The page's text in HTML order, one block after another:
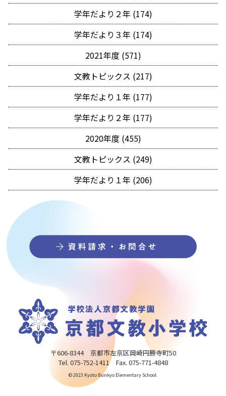
学年だより２年 (174)
学年だより３年 (174)
2021年度 (571)
文教トピックス (217)
学年だより１年 (177)
学年だより２年 (177)
2020年度 (455)
文教トピックス (249)
学年だより１年 (206)
〒606-8344 京都市左京区岡崎円勝寺町50
Tel. 075-752-1411 Fax. 075-771-4848
© 2023 Kyoto Bunkyo Elementary School.